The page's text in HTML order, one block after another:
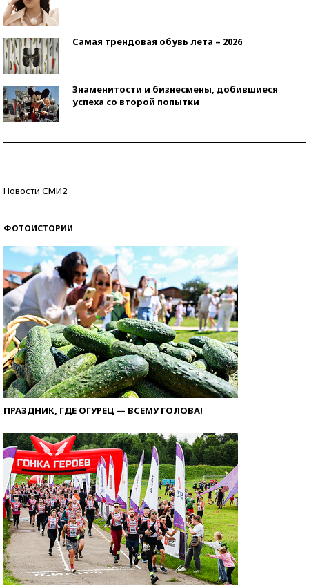
Самая трендовая обувь лета – 2026
Знаменитости и бизнесмены, добившиеся
успеха со второй попытки
Новости СМИ2
ФОТОИСТОРИИ
ПРАЗДНИК, ГДЕ ОГУРЕЦ — ВСЕМУ ГОЛОВА!